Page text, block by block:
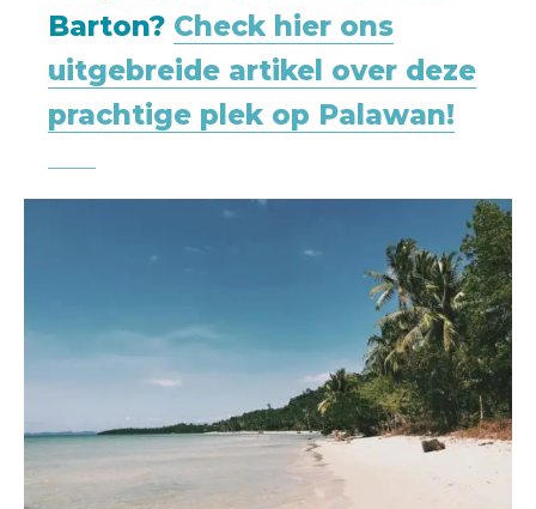
Barton? Check hier ons
uitgebreide artikel over deze
prachtige plek op Palawan!